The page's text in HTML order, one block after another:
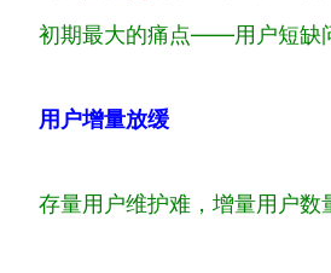
初期最大的痛点——用户短缺
用户增量放缓
存量用户维护难，增量用户数